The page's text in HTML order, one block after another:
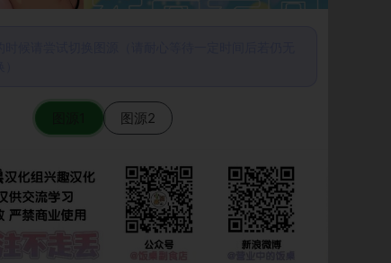
图源2